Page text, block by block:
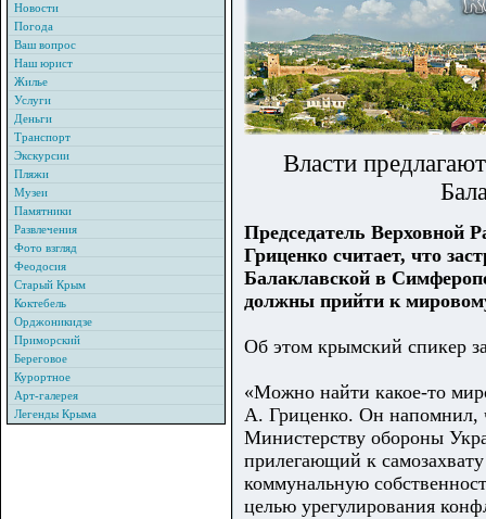
Новости
Погода
Ваш вопрос
Наш юрист
Жилье
Услуги
Деньги
Транспорт
Экскурсии
Пляжи
Музеи
Памятники
Развлечения
Фото взгляд
Феодосия
Старый Крым
Коктебель
Орджоникидзе
Приморский
Береговое
Курортное
Арт-галерея
Легенды Крыма
Власти
Председатель Верховной
Гриценко считает, что
Балаклавской в
должны прийти к
Об этом крымский спикер
«Можно найти какое-то
А. Гриценко. Он напомнил,
Министерству обороны
прилегающий к
коммунальную
целью урегулирования